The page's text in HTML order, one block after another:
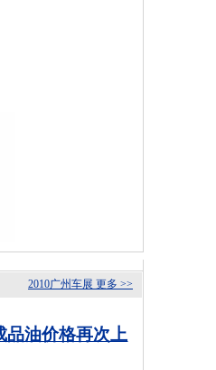
更多 >>
2010广州车展
品油价格再次上